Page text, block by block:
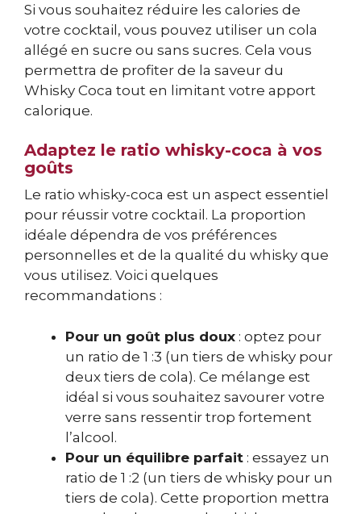
Si vous souhaitez réduire les calories de
votre cocktail, vous pouvez utiliser un cola
allégé en sucre ou sans sucres. Cela vous
permettra de profiter de la saveur du
Whisky Coca tout en limitant votre apport
calorique.
Adaptez le ratio whisky-coca à vos
goûts
Le ratio whisky-coca est un aspect essentiel
pour réussir votre cocktail. La proportion
idéale dépendra de vos préférences
personnelles et de la qualité du whisky que
vous utilisez. Voici quelques
recommandations :
Pour un goût plus doux : optez pour
un ratio de 1 :3 (un tiers de whisky pour
deux tiers de cola). Ce mélange est
idéal si vous souhaitez savourer votre
verre sans ressentir trop fortement
l’alcool.
Pour un équilibre parfait : essayez un
ratio de 1 :2 (un tiers de whisky pour un
tiers de cola). Cette proportion mettra